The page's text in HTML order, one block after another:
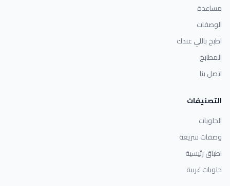
مساعدة
الوصفات
اطبخ باللي عندك
المطابخ
اتصل بنا
التصنيفات
الحلويات
وصفات سريعة
اطباق رئيسية
حلويات غربية